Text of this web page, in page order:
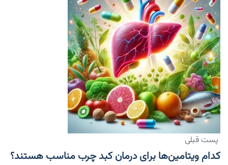
پست قبلی
کدام ویتامین‌ها برای درمان کبد چرب مناسب هستند؟